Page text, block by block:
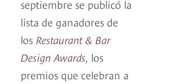
septiembre se publicó la
lista de ganadores de
los Restaurant & Bar
Design Awards, los
premios que celebran a